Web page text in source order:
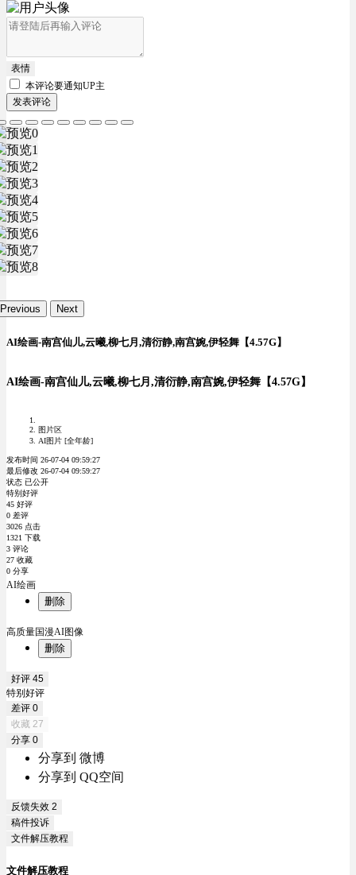
表情
本评论要通知UP主
发表评论
Previous Next
AI绘画-南宫仙儿,云曦,柳七月,清衍静,南宫婉,伊轻舞【4.57G】
AI绘画-南宫仙儿,云曦,柳七月,清衍静,南宫婉,伊轻舞【4.57G】
图片区
AI图片 [全年龄]
发布时间 26-07-04 09:59:27
最后修改 26-07-04 09:59:27
状态 已公开
特别好评
45 好评
0 差评
3026 点击
1321 下载
3 评论
27 收藏
0 分享
AI绘画
删除
高质量国漫AI图像
删除
好评 45
特别好评
差评 0
收藏 27
分享 0
分享到 微博
分享到 QQ空间
反馈失效 2
稿件投诉
文件解压教程
文件解压教程